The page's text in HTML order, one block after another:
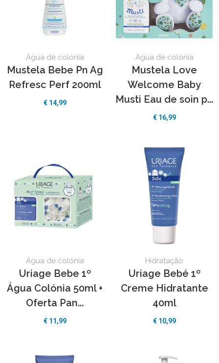
Água de colónia
Mustela Bebe Pn Ag
Refresc Perf 200ml
€ 14,99
Água de colónia
Mustela Love
Welcome Baby
Musti Eau de soin p...
€ 16,99
Água de colónia
Uriage Bebe 1º
Água Colónia 50ml +
Oferta Pan...
€ 11,99
Hidratação
Uriage Bebé 1º
Creme Hidratante
40ml
€ 10,99